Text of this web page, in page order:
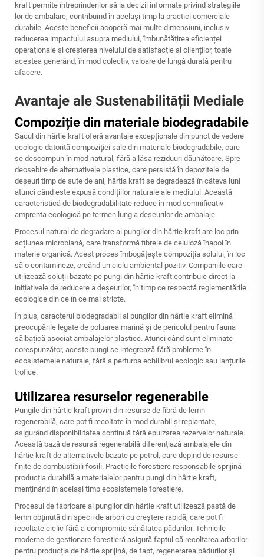
kraft permite întreprinderilor să ia decizii informate privind strategiile
lor de ambalare, contribuind în același timp la practici comerciale
durabile. Aceste beneficii acoperă mai multe dimensiuni, inclusiv
reducerea impactului asupra mediului, îmbunătățirea eficienței
operaționale și creșterea nivelului de satisfacție al clienților, toate
acestea generând, în mod colectiv, valoare de lungă durată pentru
afacere.
Avantaje ale Sustenabilității Mediale
Compoziție din materiale biodegradabile
Sacul din hârtie kraft oferă avantaje excepționale din punct de vedere
ecologic datorită compoziției sale din materiale biodegradabile, care
se descompun în mod natural, fără a lăsa reziduuri dăunătoare. Spre
deosebire de alternativele plastice, care persistă în depozitele de
deșeuri timp de sute de ani, hârtia kraft se degradează în câteva luni
atunci când este expusă condițiilor naturale ale mediului. Această
caracteristică de biodegradabilitate reduce în mod semnificativ
amprenta ecologică pe termen lung a deșeurilor de ambalaje.
Procesul natural de degradare al pungilor din hârtie kraft are loc prin
acțiunea microbiană, care transformă fibrele de celuloză înapoi în
materie organică. Acest proces îmbogățește compoziția solului, în loc
să o contamineze, creând un ciclu ambiental pozitiv. Companiile care
utilizează soluții bazate pe pungi din hârtie kraft contribuie direct la
inițiativele de reducere a deșeurilor, în timp ce respectă reglementările
ecologice din ce în ce mai stricte.
În plus, caracterul biodegradabil al pungilor din hârtie kraft elimină
preocupările legate de poluarea marină și de pericolul pentru fauna
sălbațică asociat ambalajelor plastice. Atunci când sunt eliminate
corespunzător, aceste pungi se integrează fără probleme în
ecosistemele naturale, fără a perturba echilibrul ecologic sau lanțurile
trofice.
Utilizarea resurselor regenerabile
Pungile din hârtie kraft provin din resurse de fibră de lemn
regenerabilă, care pot fi recoltate în mod durabil și replantate,
asigurând disponibilitatea continuă fără epuizarea rezervelor naturale.
Această bază de resursă regenerabilă diferențiază ambalajele din
hârtie kraft de alternativele bazate pe petrol, care depind de resurse
finite de combustibili fosili. Practicile forestiere responsabile sprijină
producția durabilă a materialelor pentru pungi din hârtie kraft,
menținând în același timp ecosistemele forestiere.
Procesul de fabricare al pungilor din hârtie kraft utilizează pastă de
lemn obținută din specii de arbori cu creștere rapidă, care pot fi
recoltate ciclic fără a compromite sănătatea pădurilor. Tehnicile
moderne de gestionare forestieră asigură faptul că recoltarea arborilor
pentru producția de hârtie sprijină, de fapt, regenerarea pădurilor și